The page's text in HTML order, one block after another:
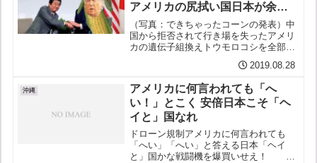
アメリカの尻拭い国日本が余剰
トウモロコシを全部引き取る
（写真：できちゃったコーンの発表）中
国から拒否されて行き場を失ったアメリ
カの遺伝子組換えトウモロコシを全部買
農産品（牛肉、豚肉）への関税はTPP並
みに引き下げる一方で、日本の乗用車へ
の引き下げは見送り日本...
2019.08.28
沖縄
アメリカに何言われても「へ
い！」とこく 安倍日本こそ「ヘ
イと」国なれ
ドローン規制アメリカに何言われても
「へい」「へい」と答える日本「ヘイ
と」国かな戦闘機を爆買いせえ！ へ